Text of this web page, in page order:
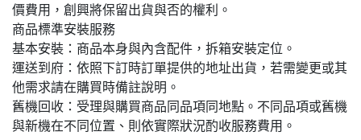
價費用，創興將保留出貨與否的權利。
商品標準安裝服務
基本安裝：商品本身與內含配件，拆箱安裝定位。
運送到府：依照下訂時訂單提供的地址出貨，若需變更或其
他需求請在購買時備註說明。
舊機回收：受理與購買商品同品項同地點。不同品項或舊機
與新機在不同位置、則依實際狀況酌收服務費用。